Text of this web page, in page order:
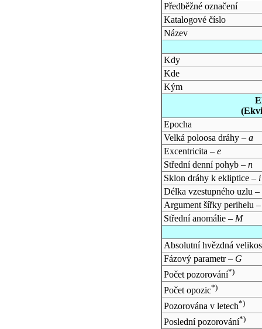
Předběžné označení
Katalogové číslo
Název
Kdy
Kde
Kým
Epocha
Velká poloosa dráhy – a
Excentricita – e
Střední denní pohyb – n
Sklon dráhy k ekliptice – i
Délka vzestupného uzlu –
Argument šířky perihelu
Střední anomálie – M
Absolutní hvězdná
Fázový parametr – G
Počet pozorování*)
Počet opozic*)
Pozorována v letech*)
Poslední pozorování*)